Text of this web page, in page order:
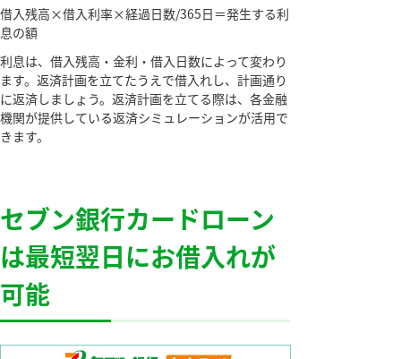
借入残高×借入利率×経過日数/365日＝発生する利
息の額
利息は、借入残高・金利・借入日数によって変わり
ます。返済計画を立てたうえで借入れし、計画通り
に返済しましょう。返済計画を立てる際は、各金融
機関が提供している返済シミュレーションが活用で
きます。
セブン銀行カードローン
は最短翌日にお借入れが
可能